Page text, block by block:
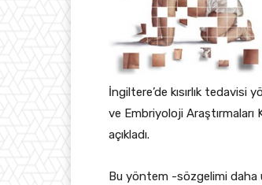
İngiltere’de kısırlık tedavisi
ve Embriyoloji
açıkladı.
Bu yöntem -sözgelimi daha